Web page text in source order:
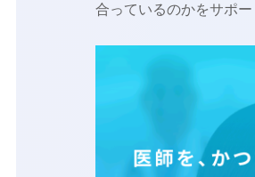
合っているのかをサポ